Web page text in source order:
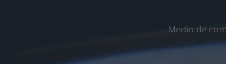
Medio de